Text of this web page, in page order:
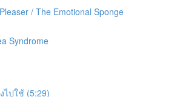
/ The Emotional Sponge
Syndrome
ไปใช้ (5:29)